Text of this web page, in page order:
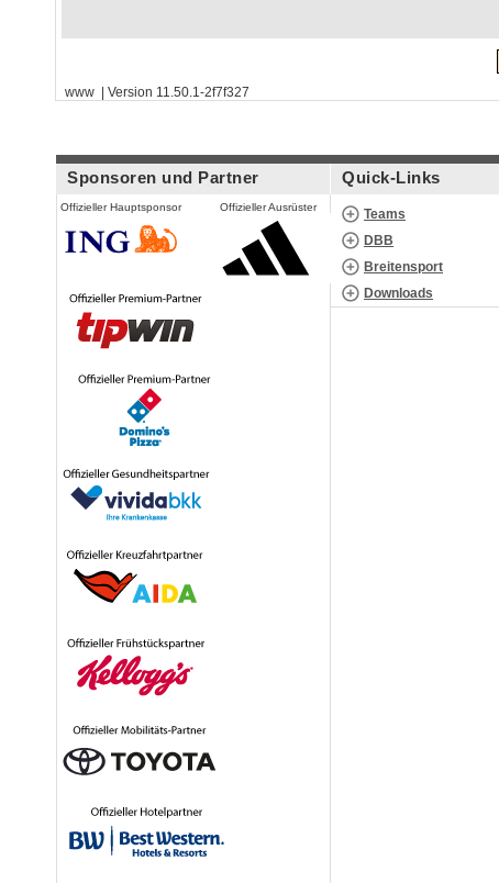
www | Version 11.50.1-2f7f327
Sponsoren und Partner
Offizieller Hauptsponsor Offizieller Ausrüster
Quick-Links
Teams
DBB
Breitensport
Downloads